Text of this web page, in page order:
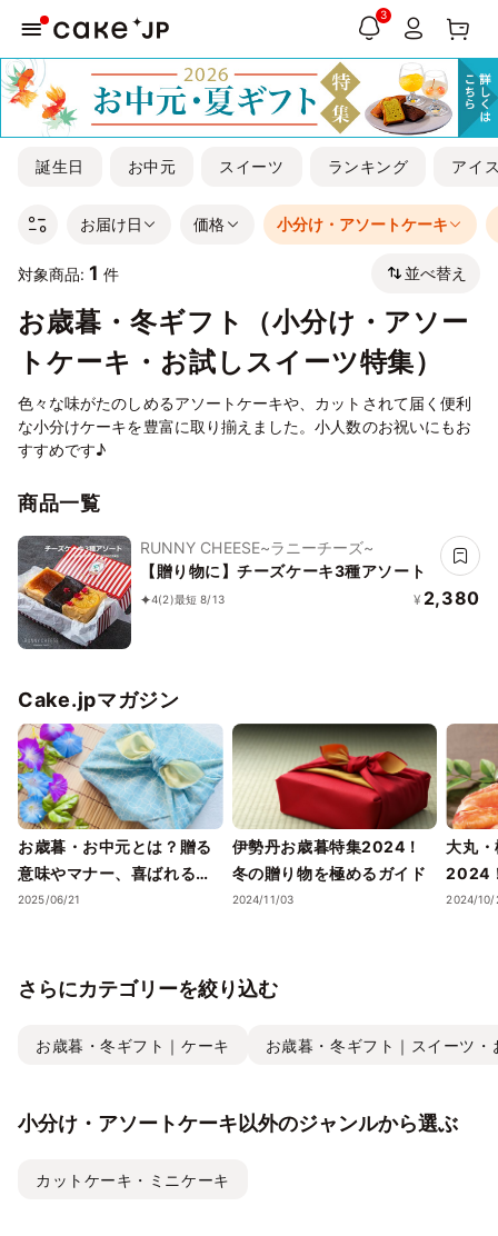
3
誕生日 お中元 スイーツ ランキング アイ
お届け日 価格 小分け・アソートケーキ
対象商品: 1 件 並べ替え
お歳暮・冬ギフト（小分け・アソー
トケーキ・お試しスイーツ特集）
色々な味がたのしめるアソートケーキや、カットされて届く便利
な小分けケーキを豊富に取り揃えました。小人数のお祝いにもお
すすめです♪
商品一覧
RUNNY CHEESE~ラニーチーズ~
【贈り物に】チーズケーキ3種アソート
4(2)最短 8/13 ¥ 2,380
Cake.jpマガジン
お歳暮・お中元とは？贈る
意味やマナー、喜ばれるギ
フトのポイントまで徹底解
2025/06/21
伊勢丹お歳暮特集2024！
冬の贈り物を極めるガイド
2024/11/03
大丸
2024
ェック
2024/10/
さらにカテゴリーを絞り込む
お歳暮・冬ギフト｜ケーキ お歳暮・冬ギフト｜スイーツ・
小分け・アソートケーキ以外のジャンルから選ぶ
カットケーキ・ミニケーキ